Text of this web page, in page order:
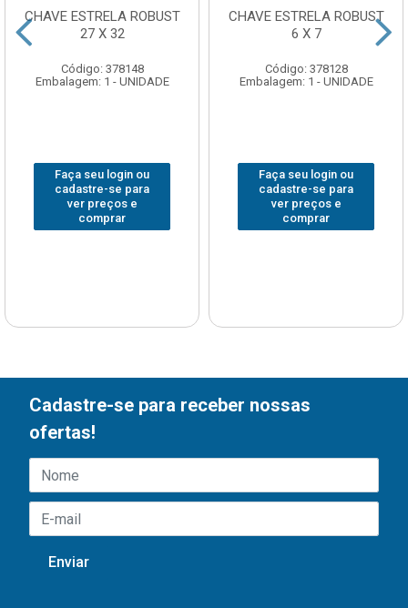
CHAVE ESTRELA ROBUST
27 X 32
Código: 378148
Embalagem: 1 - UNIDADE
Faça seu login ou
cadastre-se para
ver preços e
comprar
CHAVE ESTRELA ROBUST
6 X 7
Código: 378128
Embalagem: 1 - UNIDADE
Faça seu login ou
cadastre-se para
ver preços e
comprar
Cadastre-se para receber nossas
ofertas!